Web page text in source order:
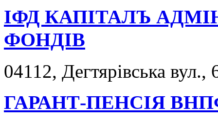
ІФД КАПІТАЛЪ
ФОНДІВ
04112, Дегтярівська вул.,
ГАРАНТ-ПЕНСІЯ